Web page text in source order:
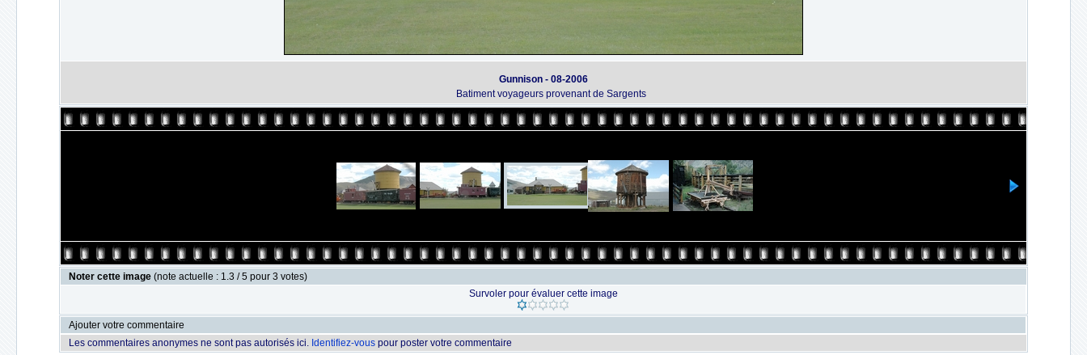
Gunnison - 08-2006
Batiment voyageurs provenant de Sargents
Noter cette image (note actuelle : 1.3 / 5 pour 3 votes)
Survoler pour évaluer cette image
Ajouter votre commentaire
Les commentaires anonymes ne sont pas autorisés ici. Identifiez-vous pour poster votre commentaire